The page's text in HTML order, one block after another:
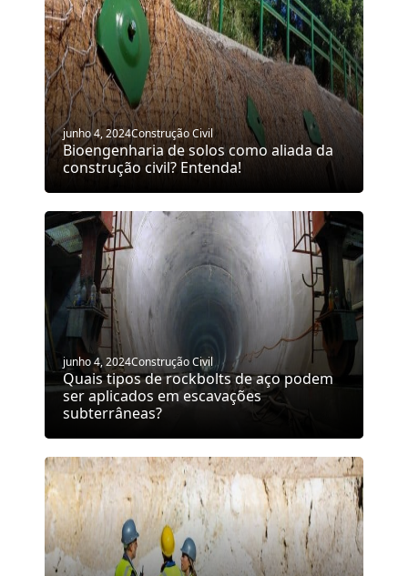
junho 4, 2024Construção Civil
Bioengenharia de solos como aliada da
construção civil? Entenda!
junho 4, 2024Construção Civil
Quais tipos de rockbolts de aço podem
ser aplicados em escavações
subterrâneas?